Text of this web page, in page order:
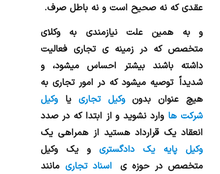
عقدی که نه صحیح است و نه باطل صرف.
و به همين علت نيازمندي به وكلاي
متخصص كه در زمينه ي تجاري فعاليت
داشته باشند بيشتر احساس ميشود، و
شديداً توصيه ميشود كه در امور تجاري به
هيچ عنوان بدونوكيل تجاری یا وکیل
شرکت ها وارد نشويد و از ابتدا كه در صدد
انعقاد يك قرارداد هستيد از همراهي یک
وکیل پایه یک دادگستریو يك وكيل
متخصص در حوزه ي اسناد تجاری مانند